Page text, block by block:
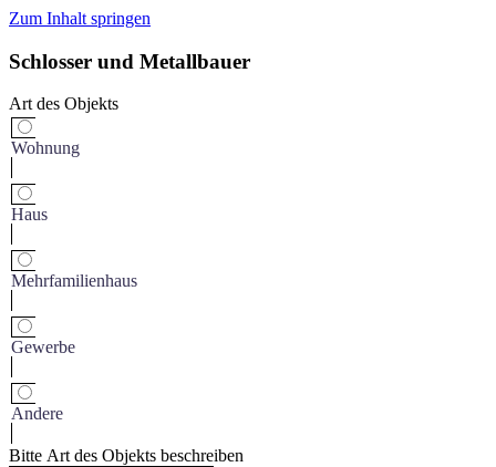
Zum Inhalt springen
Schlosser und Metallbauer
Art des Objekts
Wohnung
Haus
Mehrfamilienhaus
Gewerbe
Andere
Bitte Art des Objekts beschreiben